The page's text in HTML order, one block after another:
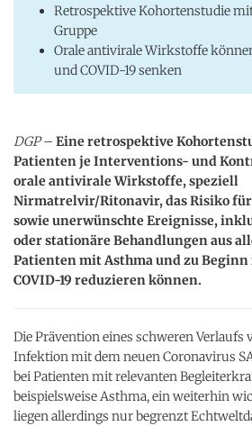
Retrospektive Kohortenstudie mit
Gruppe
Orale antivirale Wirkstoffe
und COVID-19 senken
DGP– Eine retrospektive
Patienten je Interventions- und
orale antivirale Wirkstoffe, speziell
Nirmatrelvir/Ritonavir, das Risiko für
sowie unerwünschte Ereignisse,
oder stationäre Behandlungen aus
Patienten mit Asthma und zu
COVID-19 reduzieren können.
Die Prävention eines schweren Verlaufs
Infektion mit dem neuen Coronavirus
bei Patienten mit relevanten
beispielsweise Asthma, ein weiterhin
liegen allerdings nur begrenzt